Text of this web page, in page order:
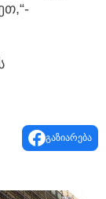
გაზიარება